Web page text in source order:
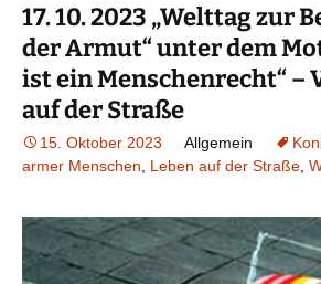
17. 10. 2023 „Welttag zur
der Armut“ unter dem
ist ein Menschenrecht“ –
auf der Straße
15. Oktober 2023 Allgemein
armer Menschen
Leben auf der Straße